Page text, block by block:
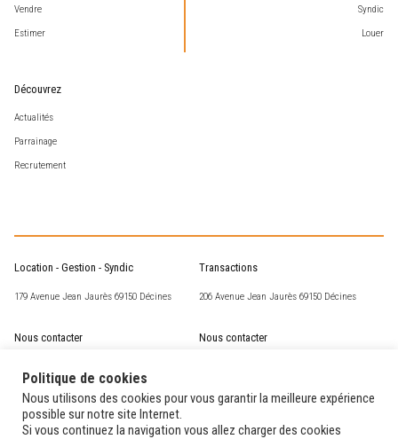
Vendre
Estimer
Syndic
Louer
Découvrez
Actualités
Parrainage
Recrutement
Location - Gestion - Syndic
179 Avenue Jean Jaurès 69150 Décines
Transactions
206 Avenue Jean Jaurès 69150 Décines
Nous contacter
04 72 02 63 93
Nous contacter
04 78 49 15 60
Nos horaires Nos horaires
Politique de cookies
Nous utilisons des cookies pour vous garantir la meilleure expérience
possible sur notre site Internet.
Si vous continuez la navigation vous allez charger des cookies